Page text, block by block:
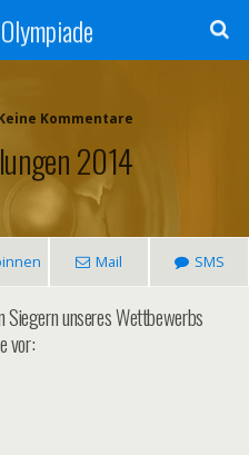
Kommentare
2014
Mail SMS
Siegern unseres Wettbewerbs
vor: